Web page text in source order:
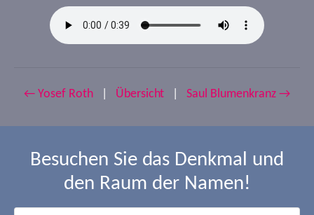
← Yosef Roth Übersicht Saul Blumenkranz →
Besuchen Sie das Denkmal und
den Raum der Namen!